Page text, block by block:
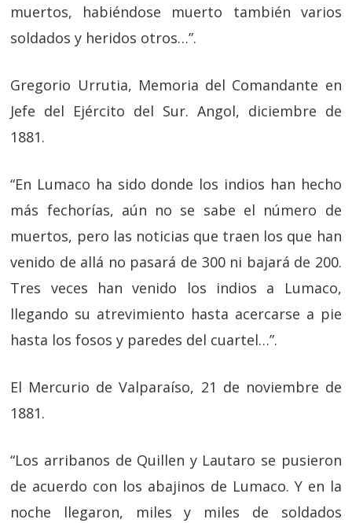
muertos, habiéndose muerto también varios
soldados y heridos otros…”.
Gregorio Urrutia, Memoria del Comandante en
Jefe del Ejército del Sur. Angol, diciembre de
1881.
“En Lumaco ha sido donde los indios han hecho
más fechorías, aún no se sabe el número de
muertos, pero las noticias que traen los que han
venido de allá no pasará de 300 ni bajará de 200.
Tres veces han venido los indios a Lumaco,
llegando su atrevimiento hasta acercarse a pie
hasta los fosos y paredes del cuartel…”.
El Mercurio de Valparaíso, 21 de noviembre de
1881.
“Los arribanos de Quillen y Lautaro se pusieron
de acuerdo con los abajinos de Lumaco. Y en la
noche llegaron, miles y miles de soldados